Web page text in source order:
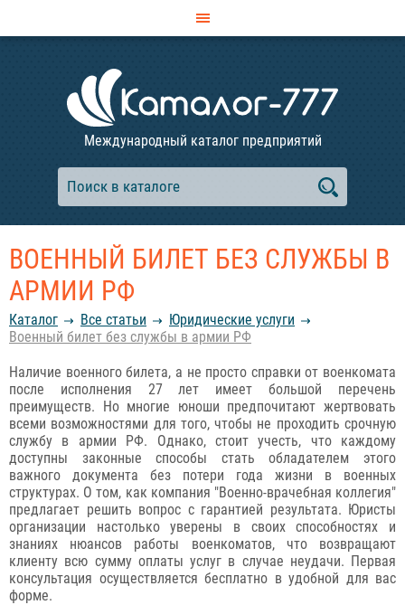
Международный каталог предприятий
ВОЕННЫЙ БИЛЕТ БЕЗ СЛУЖБЫ В
АРМИИ РФ
Каталог Все статьи
Юридические услуги
Военный билет без службы в армии РФ
Наличие военного билета, а не просто справки от военкомата
после исполнения 27 лет имеет большой перечень
преимуществ. Но многие юноши предпочитают жертвовать
всеми возможностями для того, чтобы не проходить срочную
службу в армии РФ. Однако, стоит учесть, что каждому
доступны законные способы стать обладателем этого
важного документа без потери года жизни в военных
структурах. О том, как компания "Военно-врачебная коллегия"
предлагает решить вопрос с гарантией результата. Юристы
организации настолько уверены в своих способностях и
знаниях нюансов работы военкоматов, что возвращают
клиенту всю сумму оплаты услуг в случае неудачи. Первая
консультация осуществляется бесплатно в удобной для вас
форме.